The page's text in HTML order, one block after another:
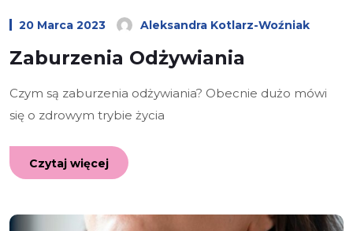
20 Marca 2023 Aleksandra Kotlarz-Woźniak
Zaburzenia Odżywiania
Czym są zaburzenia odżywiania? Obecnie dużo mówi
się o zdrowym trybie życia
Czytaj więcej